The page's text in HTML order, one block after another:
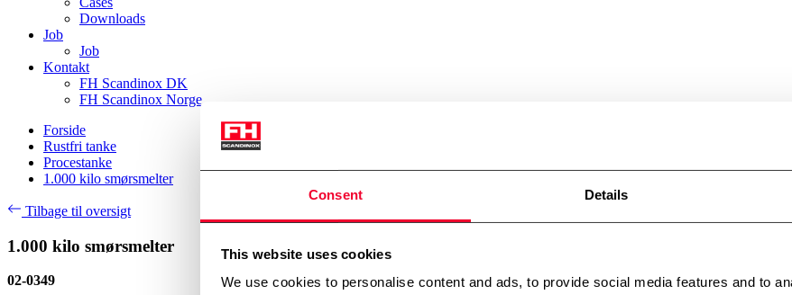
Consent Details
This website uses cookies
We use cookies to personalise content and ads, to provide social media features and to
Downloads
Job
Job
Kontakt
FH Scandinox DK
FH Scandinox Norge
Forside
Rustfri tanke
Procestanke
1.000 kilo smørsmelter
Tilbage til oversigt
1.000 kilo smørsmelter
02-0349